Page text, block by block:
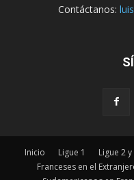
Contáctanos:
Inicio Ligue 1 Ligue 2 y
Franceses en el